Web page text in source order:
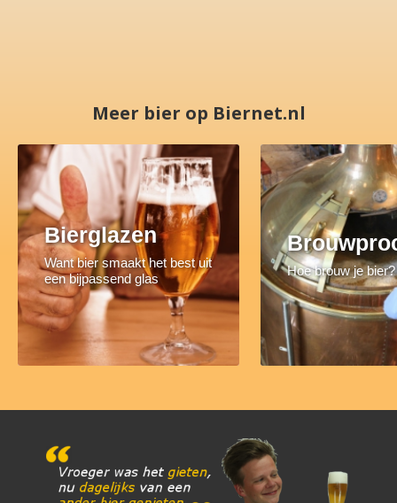
Meer bier op Biernet.nl
Bierglazen
Want bier smaakt het best uit
een bijpassend glas
Hoe brouw je bier?